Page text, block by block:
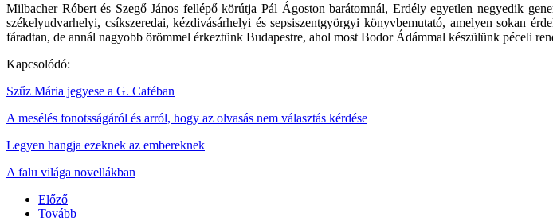
Milbacher Róbert és Szegő János fellépő körútja Pál Ágoston barátomnál, Erdély egyetlen negyedik
székelyudvarhelyi, csíkszeredai, kézdivásárhelyi és sepsiszentgyörgyi könyvbemutató, amelyen sokan
fáradtan, de annál nagyobb örömmel érkeztünk Budapestre, ahol most Bodor Ádámmal készülünk péceli
Kapcsolódó:
Szűz Mária jegyese a G. Caféban
A mesélés fonotsságáról és arról, hogy az olvasás nem választás kérdése
Legyen hangja ezeknek az embereknek
A falu világa novellákban
Előző
Tovább